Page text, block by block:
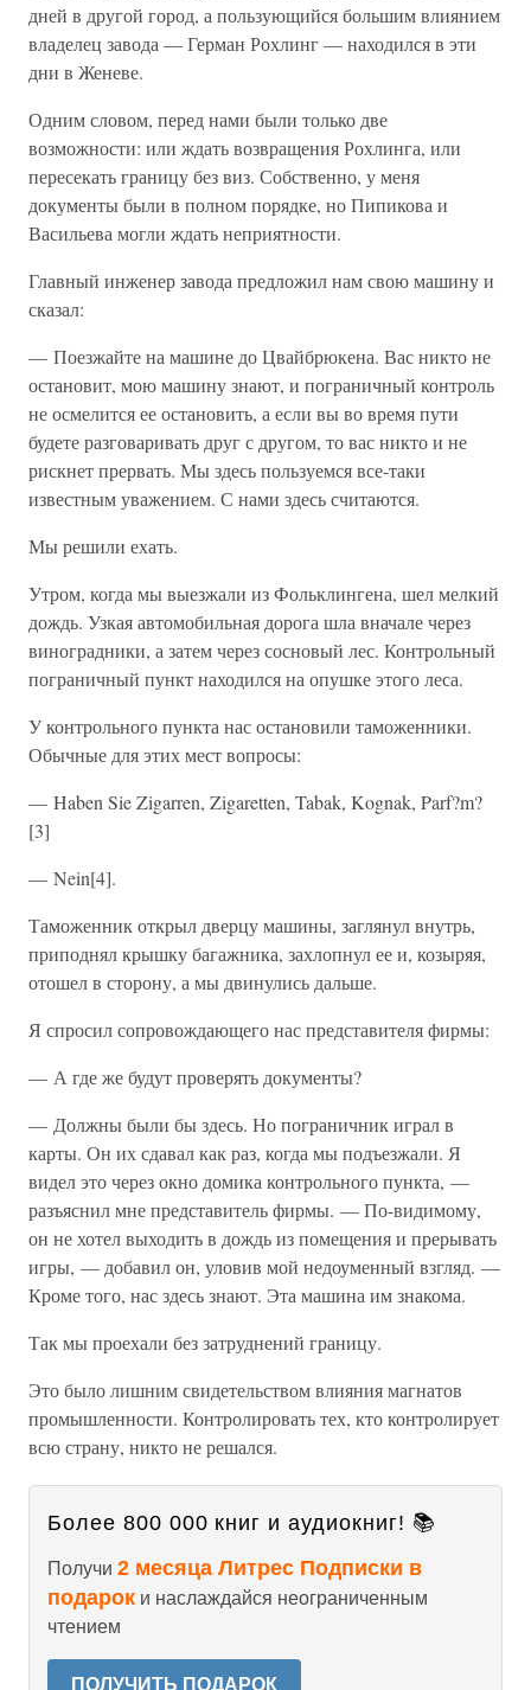
дней в другой город, а пользующийся большим влиянием
владелец завода — Герман Рохлинг — находился в эти
дни в Женеве.
Одним словом, перед нами были только две
возможности: или ждать возвращения Рохлинга, или
пересекать границу без виз. Собственно, у меня
документы были в полном порядке, но Пипикова и
Васильева могли ждать неприятности.
Главный инженер завода предложил нам свою машину и
сказал:
— Поезжайте на машине до Цвайбрюкена. Вас никто не
остановит, мою машину знают, и пограничный контроль
не осмелится ее остановить, а если вы во время пути
будете разговаривать друг с другом, то вас никто и не
рискнет прервать. Мы здесь пользуемся все-таки
известным уважением. С нами здесь считаются.
Мы решили ехать.
Утром, когда мы выезжали из Фольклингена, шел мелкий
дождь. Узкая автомобильная дорога шла вначале через
виноградники, а затем через сосновый лес. Контрольный
пограничный пункт находился на опушке этого леса.
У контрольного пункта нас остановили таможенники.
Обычные для этих мест вопросы:
— Haben Sie Zigarren, Zigaretten, Tabak, Kognak, Parf?m?
[3]
— Nein[4].
Таможенник открыл дверцу машины, заглянул внутрь,
приподнял крышку багажника, захлопнул ее и, козыряя,
отошел в сторону, а мы двинулись дальше.
Я спросил сопровождающего нас представителя фирмы:
— А где же будут проверять документы?
— Должны были бы здесь. Но пограничник играл в
карты. Он их сдавал как раз, когда мы подъезжали. Я
видел это через окно домика контрольного пункта, —
разъяснил мне представитель фирмы. — По-видимому,
он не хотел выходить в дождь из помещения и прерывать
игры, — добавил он, уловив мой недоуменный взгляд. —
Кроме того, нас здесь знают. Эта машина им знакома.
Так мы проехали без затруднений границу.
Это было лишним свидетельством влияния магнатов
промышленности. Контролировать тех, кто контролирует
всю страну, никто не решался.
Более 800 000 книг и аудиокниг! 📚
Получи 2 месяца Литрес Подписки в
подарок и наслаждайся неограниченным
чтением
ПОЛУЧИТЬ ПОДАРОК